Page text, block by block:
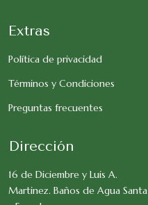
Extras
Política de privacidad
Términos y Condiciones
Preguntas frecuentes
Dirección
16 de Diciembre y Luis A.
Martinez. Baños de Agua Santa